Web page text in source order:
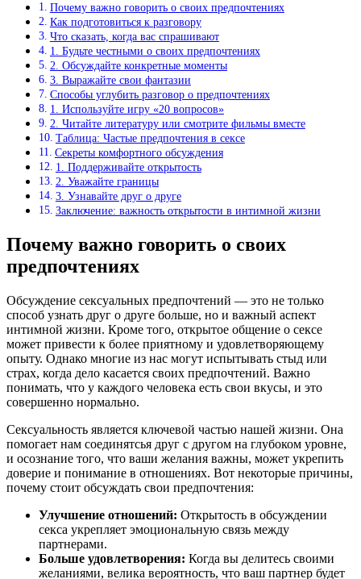
Почему важно говорить о своих предпочтениях
Как подготовиться к разговору
Что сказать, когда вас спрашивают
1. Будьте честными о своих предпочтениях
2. Обсуждайте конкретные моменты
3. Выражайте свои фантазии
Способы углубить разговор о предпочтениях
1. Используйте игру «20 вопросов»
2. Читайте литературу или смотрите фильмы вместе
Таблица: Частые предпочтения в сексе
Секреты комфортного обсуждения
1. Поддерживайте открытость
2. Уважайте границы
3. Узнавайте друг о друге
Заключение: важность открытости в интимной жизни
Почему важно говорить о своих
предпочтениях
Обсуждение сексуальных предпочтений — это не только
способ узнать друг о друге больше, но и важный аспект
интимной жизни. Кроме того, открытое общение о сексе
может привести к более приятному и удовлетворяющему
опыту. Однако многие из нас могут испытывать стыд или
страх, когда дело касается своих предпочтений. Важно
понимать, что у каждого человека есть свои вкусы, и это
совершенно нормально.
Сексуальность является ключевой частью нашей жизни. Она
помогает нам соединятсья друг с другом на глубоком уровне,
и осознание того, что ваши желания важны, может укрепить
доверие и понимание в отношениях. Вот некоторые причины,
почему стоит обсуждать свои предпочтения:
Улучшение отношений: Открытость в обсуждении
секса укрепляет эмоциональную связь между
партнерами.
Больше удовлетворения: Когда вы делитесь своими
желаниями, велика вероятность, что ваш партнер будет